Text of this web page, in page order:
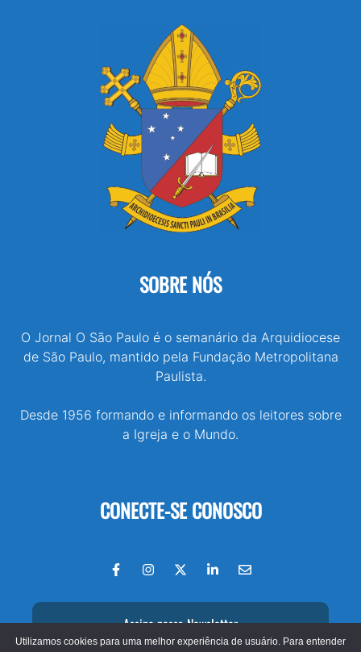
SOBRE NÓS
O Jornal O São Paulo é o semanário da Arquidiocese
de São Paulo, mantido pela Fundação Metropolitana
Paulista.
Desde 1956 formando e informando os leitores sobre
a Igreja e o Mundo.
CONECTE-SE CONOSCO
Assine nossa Newsletter
Utilizamos cookies para uma melhor experiência de usuário. Para entender